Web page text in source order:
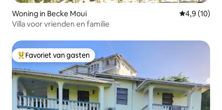
Woning in Becke Moui
4,9 (10)
Villa voor vrienden en familie
Topfavoriet van gasten
Favoriet van gasten